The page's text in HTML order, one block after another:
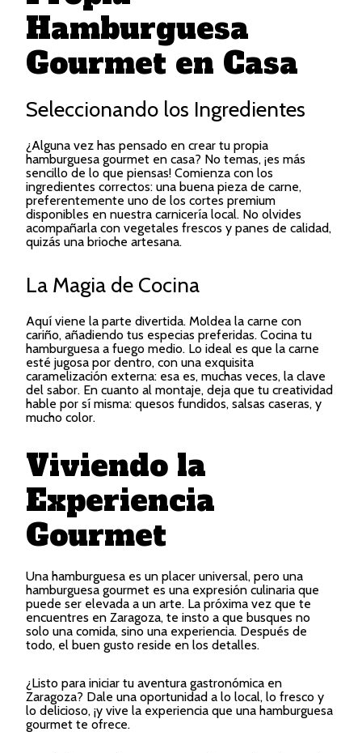
Hamburguesa
Gourmet en Casa
Seleccionando los Ingredientes
¿Alguna vez has pensado en crear tu propia
hamburguesa gourmet en casa? No temas, ¡es más
sencillo de lo que piensas! Comienza con los
ingredientes correctos: una buena pieza de carne,
preferentemente uno de los cortes premium
disponibles en nuestra carnicería local. No olvides
acompañarla con vegetales frescos y panes de calidad,
quizás una brioche artesana.
La Magia de Cocina
Aquí viene la parte divertida. Moldea la carne con
cariño, añadiendo tus especias preferidas. Cocina tu
hamburguesa a fuego medio. Lo ideal es que la carne
esté jugosa por dentro, con una exquisita
caramelización externa: esa es, muchas veces, la clave
del sabor. En cuanto al montaje, deja que tu creatividad
hable por sí misma: quesos fundidos, salsas caseras, y
mucho color.
Viviendo la
Experiencia
Gourmet
Una hamburguesa es un placer universal, pero una
hamburguesa gourmet es una expresión culinaria que
puede ser elevada a un arte. La próxima vez que te
encuentres en Zaragoza, te insto a que busques no
solo una comida, sino una experiencia. Después de
todo, el buen gusto reside en los detalles.
¿Listo para iniciar tu aventura gastronómica en
Zaragoza? Dale una oportunidad a lo local, lo fresco y
lo delicioso, ¡y vive la experiencia que una hamburguesa
gourmet te ofrece.